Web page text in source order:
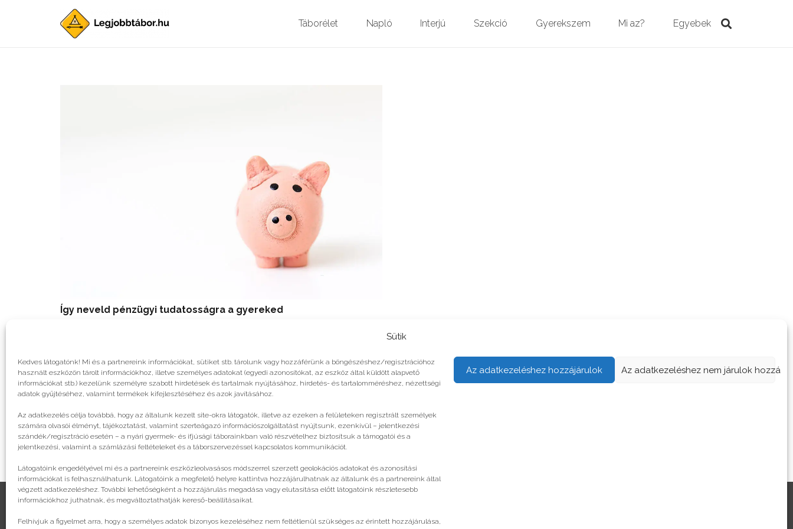
Sütik
Kedves látogatónk! Mi és a partnereink információkat, sütiket stb. tárolunk vagy hozzáférünk a böngészéshez/regisztrációhoz
használt eszközön tárolt információkhoz, illetve személyes adatokat (egyedi azonosítókat, az eszköz által küldött alapvető
információkat stb.) kezelünk személyre szabott hirdetések és tartalmak nyújtásához, hirdetés- és tartalomméréshez, nézettségi
adatok gyűjtéséhez, valamint termékek kifejlesztéséhez és azok javításához.
Az adatkezelés célja továbbá, hogy az általunk kezelt site-okra látogatók, illetve az ezeken a felületeken regisztrált személyek
számára olvasói élményt, tájékoztatást, valamint szerteágazó információszolgáltatást nyújtsunk, ezenkívül – jelentkezési
szándék/regisztráció esetén – a nyári gyermek- és ifjúsági táborainkban való részvételhez biztosítsuk a támogatói és a
jelentkezési, valamint a számlázási feltételeket és a táborszervezéssel kapcsolatos kommunikációt.
Látogatóink engedélyével mi és a partnereink eszközleolvasásos módszerrel szerzett geolokációs adatokat és azonosítási
információkat is felhasználhatunk. Látogatóink a megfelelő helyre kattintva hozzájárulhatnak az általunk és a partnereink által
végzett adatkezeléshez. További lehetőségként a hozzájárulás megadása vagy elutasítása előtt látogatóink részletesebb
információkhoz juthatnak, és megváltoztathatják kereső-beállításaikat.
Felhívjuk a figyelmet arra, hogy a személyes adatok bizonyos kezeléséhez nem feltétlenül szükséges az érintett hozzájárulása,
Az adatkezeléshez hozzájárulok Az adatkezeléshez nem járulok hozzá
Táborélet Napló Interjú Szekció Gyerekszem Mi az? Egyebek
Így neveld pénzügyi tudatosságra a gyereked